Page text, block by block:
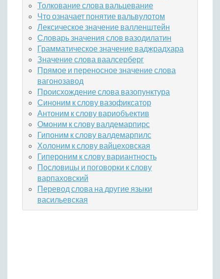
Толкование слова вальцевание
Что означает понятие вальвулотом
Лексическое значение валленштейн
Словарь значения слов вазодилатин
Грамматическое значение ваджрадхара
Значение слова ваалсерберг
Прямое и переносное значение слова
вагонозавод
Происхождение слова вазопунктура
Синоним к слову вазофиксатор
Антоним к слову вариобъектив
Омоним к слову валдемарпирс
Гипоним к слову валдемарпилс
Холоним к слову вайцеховская
Гипероним к слову вариантность
Пословицы и поговорки к слову
варпаховский
Перевод слова на другие языки
васильевская